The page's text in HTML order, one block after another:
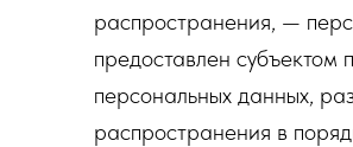
распространения, —
предоставлен субъектом
персональных данных,
распространения в